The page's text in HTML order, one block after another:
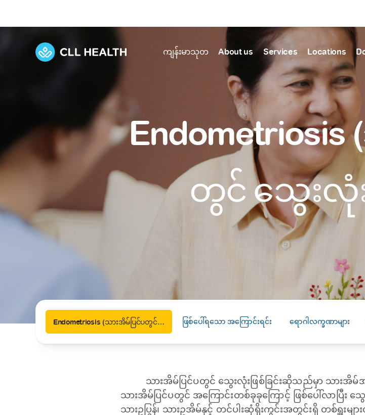
ကျန်းမာသုတ
View all health articles
Emergencies
Diseases and Conditions
Symptoms
Tests and Procedures
Drugs and Supplements
Find Health articles by first
A C D E F
L
M N O P Q R
W
X Y
Or search by keyword
SEARCH
About us
About us
Discover our commitment to transforming healthcare
Our history
Careers
Services
Explore Services
Comprehensive care for your health and well-being
Primary care Developmental screening
Immunisation Diagnostics
Digestive care Fertility care
Locations
Our Facilities
Comprehensive care for your health and well-being
Our polyclinics
Quality primary and specialty care near you
Our clinics
Diagnostics and treatment in one place
A
တွင် သွေးလုံး
Endometriosis (သားအိမ်ပြင်ပတွင် သွေးလုံးဖြစ်ခြင်း) ဖြစ်ပေါ်ရသော အကြောင်းရင်း ရောဂါလက္ခဏာများ
သားအိမ်ပြင်ပတွင် သွေးလုံးဖြစ်ခြင်းဆိုသည်မှာ သားအိ
သားအိမ်ပြင်ပတွင် အကြောင်းတစ်ခုခုကြောင့် ဖြစ်ပေါ်လာပြီး သွ
သားဥပြွန်၊ သားဥအိမ်နှင့် တင်ပါးဆုံရိုးကွင်းအတွင်းရှိ တစ်ရှူးမျ